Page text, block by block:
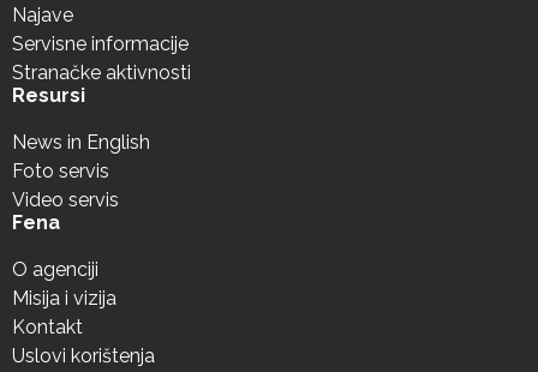
Najave
Servisne informacije
Stranačke aktivnosti
Resursi
News in English
Foto servis
Video servis
Fena
O agenciji
Misija i vizija
Kontakt
Uslovi korištenja